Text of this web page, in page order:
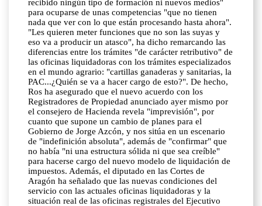
recibido ningún tipo de formación ni nuevos medios"
para ocuparse de unas competencias "que no tienen
nada que ver con lo que están procesando hasta ahora".
"Les quieren meter funciones que no son las suyas y
eso va a producir un atasco", ha dicho remarcando las
diferencias entre los trámites "de carácter retributivo" de
las oficinas liquidadoras con los trámites especializados
en el mundo agrario: "cartillas ganaderas y sanitarias, la
PAC...¿Quién se va a hacer cargo de esto?". De hecho,
Ros ha asegurado que el nuevo acuerdo con los
Registradores de Propiedad anunciado ayer mismo por
el consejero de Hacienda revela "imprevisión", por
cuanto que supone un cambio de planes para el
Gobierno de Jorge Azcón, y nos sitúa en un escenario
de "indefinición absoluta", además de "confirmar" que
no había "ni una estructura sólida ni que sea creíble"
para hacerse cargo del nuevo modelo de liquidación de
impuestos. Además, el diputado en las Cortes de
Aragón ha señalado que las nuevas condiciones del
servicio con las actuales oficinas liquidadoras y la
situación real de las oficinas registrales del Ejecutivo